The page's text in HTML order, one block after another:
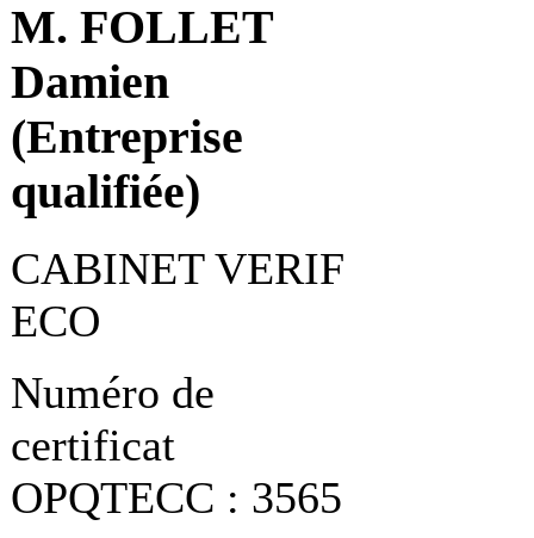
M. FOLLET
Damien
(Entreprise
qualifiée)
CABINET VERIF
ECO
Numéro de
certificat
OPQTECC : 3565